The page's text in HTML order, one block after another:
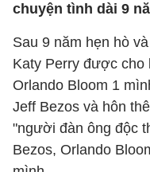
chuyện tình dài 9
Sau 9 năm hẹn hò
Katy Perry được
Orlando Bloom 1
Jeff Bezos và hôn
"người đàn ông độc
Bezos, Orlando